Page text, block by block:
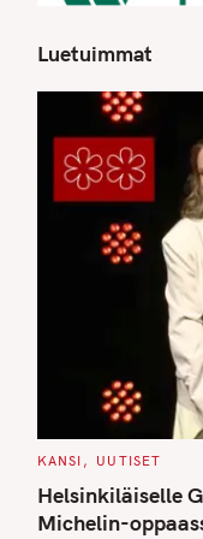
Luetuimmat
C
T
E
G
O
KANSI UUTISET
Helsinkiläiselle
Michelin-
S
e
a